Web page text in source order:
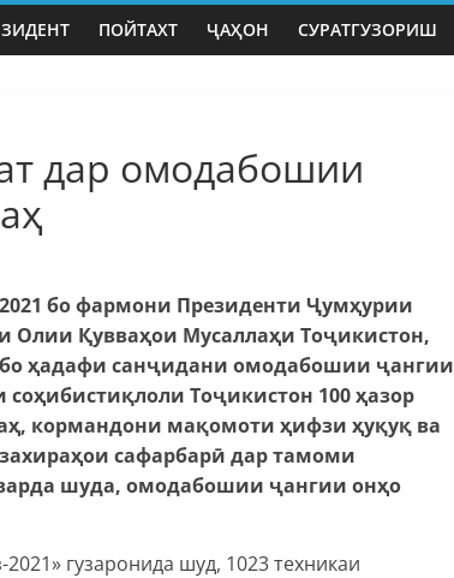
ПОЙТАХТ ҶАҲОН СУРАТГУЗОРИШ
дар омодабошии
бо фармони Президенти Ҷумҳурии
Қувваҳои Мусаллаҳи Тоҷикистон,
ҳадафи санҷидани омодабошии ҷангии
Тоҷикистон 100 ҳазор
кормандони мақомоти ҳифзи ҳуқуқ ва
сафарбарӣ дар тамоми
шуда, омодабошии ҷангии онҳо
гузаронида шуд, 1023 техникаи